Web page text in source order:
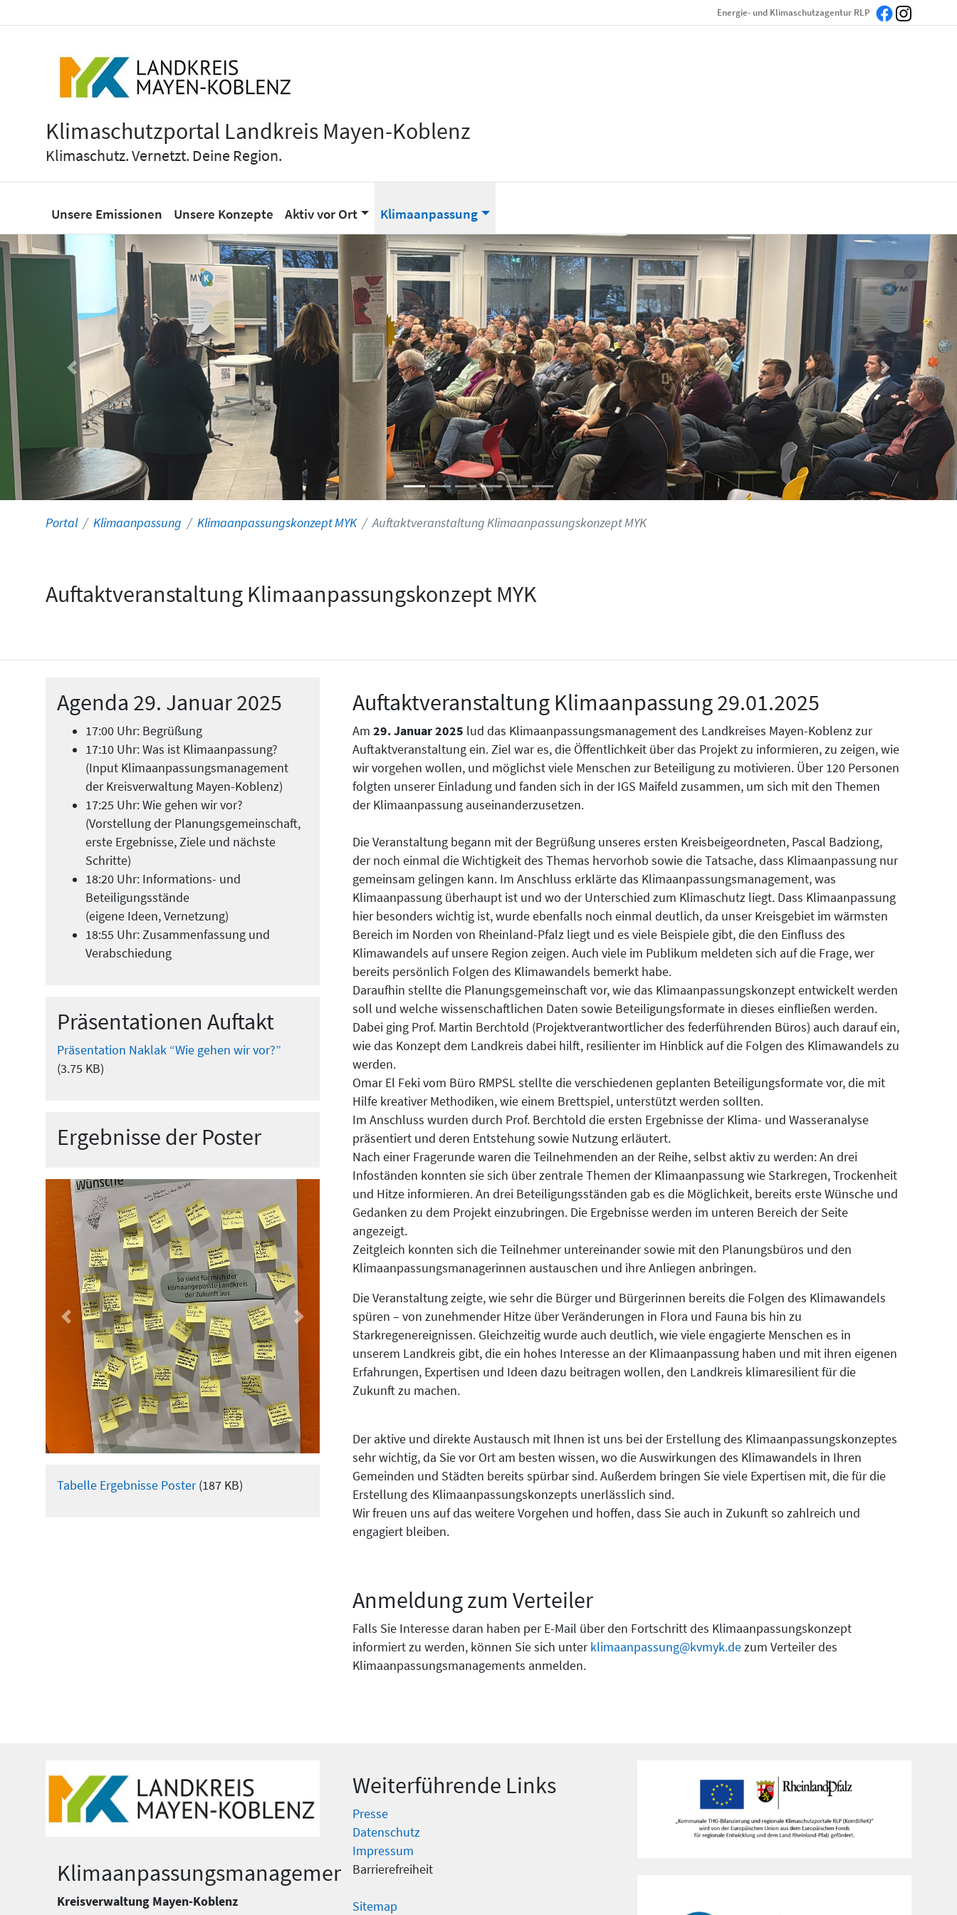
Energie- und Klimaschutzagentur RLP
Klimaschutzportal Landkreis Mayen-Koblenz
Klimaschutz. Vernetzt. Deine Region.
Unsere Emissionen Unsere Konzepte Aktiv vor Ort Klimaanpassung
Vorheriger Nächster
Portal Klimaanpassung Klimaanpassungskonzept MYK Auftaktveranstaltung Klimaanpassungskonzept MYK
Auftaktveranstaltung Klimaanpassungskonzept MYK
Agenda 29. Januar 2025
17:00 Uhr: Begrüßung
17:10 Uhr: Was ist Klimaanpassung?
(Input Klimaanpassungsmanagement
der Kreisverwaltung Mayen-Koblenz)
17:25 Uhr: Wie gehen wir vor?
(Vorstellung der Planungsgemeinschaft,
erste Ergebnisse, Ziele und nächste
Schritte)
18:20 Uhr: Informations- und
Beteiligungsstände
(eigene Ideen, Vernetzung)
18:55 Uhr: Zusammenfassung und
Verabschiedung
Präsentationen Auftakt
Präsentation Naklak “Wie gehen wir vor?”
(3.75 KB)
Ergebnisse der Poster
Vorheriger Nächster
Tabelle Ergebnisse Poster(187 KB)
Auftaktveranstaltung Klimaanpassung 29.01.2025
Am29. Januar 2025 lud das Klimaanpassungsmanagement des Landkreises Mayen-Koblenz zur
Auftaktveranstaltung ein. Ziel war es, die Öffentlichkeit über das Projekt zu informieren, zu zeigen, wie
wir vorgehen wollen, und möglichst viele Menschen zur Beteiligung zu motivieren. Über 120 Personen
folgten unserer Einladung und fanden sich in der IGS Maifeld zusammen, um sich mit den Themen
der Klimaanpassung auseinanderzusetzen.
Die Veranstaltung begann mit der Begrüßung unseres ersten Kreisbeigeordneten, Pascal Badziong,
der noch einmal die Wichtigkeit des Themas hervorhob sowie die Tatsache, dass Klimaanpassung nur
gemeinsam gelingen kann. Im Anschluss erklärte das Klimaanpassungsmanagement, was
Klimaanpassung überhaupt ist und wo der Unterschied zum Klimaschutz liegt. Dass Klimaanpassung
hier besonders wichtig ist, wurde ebenfalls noch einmal deutlich, da unser Kreisgebiet im wärmsten
Bereich im Norden von Rheinland-Pfalz liegt und es viele Beispiele gibt, die den Einfluss des
Klimawandels auf unsere Region zeigen. Auch viele im Publikum meldeten sich auf die Frage, wer
bereits persönlich Folgen des Klimawandels bemerkt habe.
Daraufhin stellte die Planungsgemeinschaft vor, wie das Klimaanpassungskonzept entwickelt werden
soll und welche wissenschaftlichen Daten sowie Beteiligungsformate in dieses einfließen werden.
Dabei ging Prof. Martin Berchtold (Projektverantwortlicher des federführenden Büros) auch darauf ein,
wie das Konzept dem Landkreis dabei hilft, resilienter im Hinblick auf die Folgen des Klimawandels zu
werden.
Omar El Feki vom Büro RMPSL stellte die verschiedenen geplanten Beteiligungsformate vor, die mit
Hilfe kreativer Methodiken, wie einem Brettspiel, unterstützt werden sollten.
Im Anschluss wurden durch Prof. Berchtold die ersten Ergebnisse der Klima- und Wasseranalyse
präsentiert und deren Entstehung sowie Nutzung erläutert.
Nach einer Fragerunde waren die Teilnehmenden an der Reihe, selbst aktiv zu werden: An drei
Infoständen konnten sie sich über zentrale Themen der Klimaanpassung wie Starkregen, Trockenheit
und Hitze informieren. An drei Beteiligungsständen gab es die Möglichkeit, bereits erste Wünsche und
Gedanken zu dem Projekt einzubringen. Die Ergebnisse werden im unteren Bereich der Seite
angezeigt.
Zeitgleich konnten sich die Teilnehmer untereinander sowie mit den Planungsbüros und den
Klimaanpassungsmanagerinnen austauschen und ihre Anliegen anbringen.
Die Veranstaltung zeigte, wie sehr die Bürger und Bürgerinnen bereits die Folgen des Klimawandels
spüren – von zunehmender Hitze über Veränderungen in Flora und Fauna bis hin zu
Starkregenereignissen. Gleichzeitig wurde auch deutlich, wie viele engagierte Menschen es in
unserem Landkreis gibt, die ein hohes Interesse an der Klimaanpassung haben und mit ihren eigenen
Erfahrungen, Expertisen und Ideen dazu beitragen wollen, den Landkreis klimaresilient für die
Zukunft zu machen.
Der aktive und direkte Austausch mit Ihnen ist uns bei der Erstellung des Klimaanpassungskonzeptes
sehr wichtig, da Sie vor Ort am besten wissen, wo die Auswirkungen des Klimawandels in Ihren
Gemeinden und Städten bereits spürbar sind. Außerdem bringen Sie viele Expertisen mit, die für die
Erstellung des Klimaanpassungskonzepts unerlässlich sind.
Wir freuen uns auf das weitere Vorgehen und hoffen, dass Sie auch in Zukunft so zahlreich und
engagiert bleiben.
Anmeldung zum Verteiler
Falls Sie Interesse daran haben per E-Mail über den Fortschritt des Klimaanpassungskonzept
informiert zu werden, können Sie sich unterklimaanpassung@kvmyk.dezum Verteiler des
Klimaanpassungsmanagements anmelden.
Klimaanpassungsmanagement
Kreisverwaltung Mayen-Koblenz
Weiterführende Links
Presse
Datenschutz
Impressum
Barrierefreiheit
Sitemap